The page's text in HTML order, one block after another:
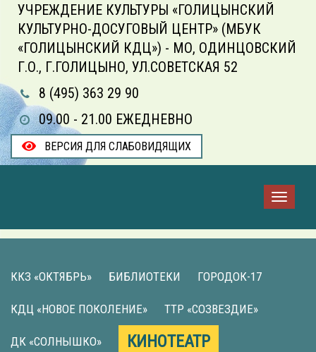
УЧРЕЖДЕНИЕ КУЛЬТУРЫ «ГОЛИЦЫНСКИЙ
КУЛЬТУРНО-ДОСУГОВЫЙ ЦЕНТР» (МБУК
«ГОЛИЦЫНСКИЙ КДЦ») - МО, ОДИНЦОВСКИЙ
Г.О., Г.ГОЛИЦЫНО, УЛ.СОВЕТСКАЯ 52
8 (495) 363 29 90
09.00 - 21.00 ЕЖЕДНЕВНО
ВЕРСИЯ ДЛЯ СЛАБОВИДЯЩИХ
ККЗ «ОКТЯБРЬ» БИБЛИОТЕКИ ГОРОДОК-17
КДЦ «НОВОЕ ПОКОЛЕНИЕ» ТТР «СОЗВЕЗДИЕ»
ДК «СОЛНЫШКО» КИНОТЕАТР